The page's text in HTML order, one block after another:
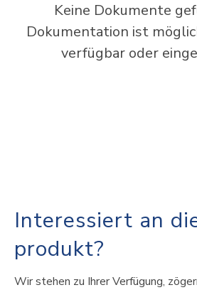
Keine Dokumente
Dokumentation ist
verfügbar oder
Interessiert an
produkt?
Wir stehen zu Ihrer Verfügung,